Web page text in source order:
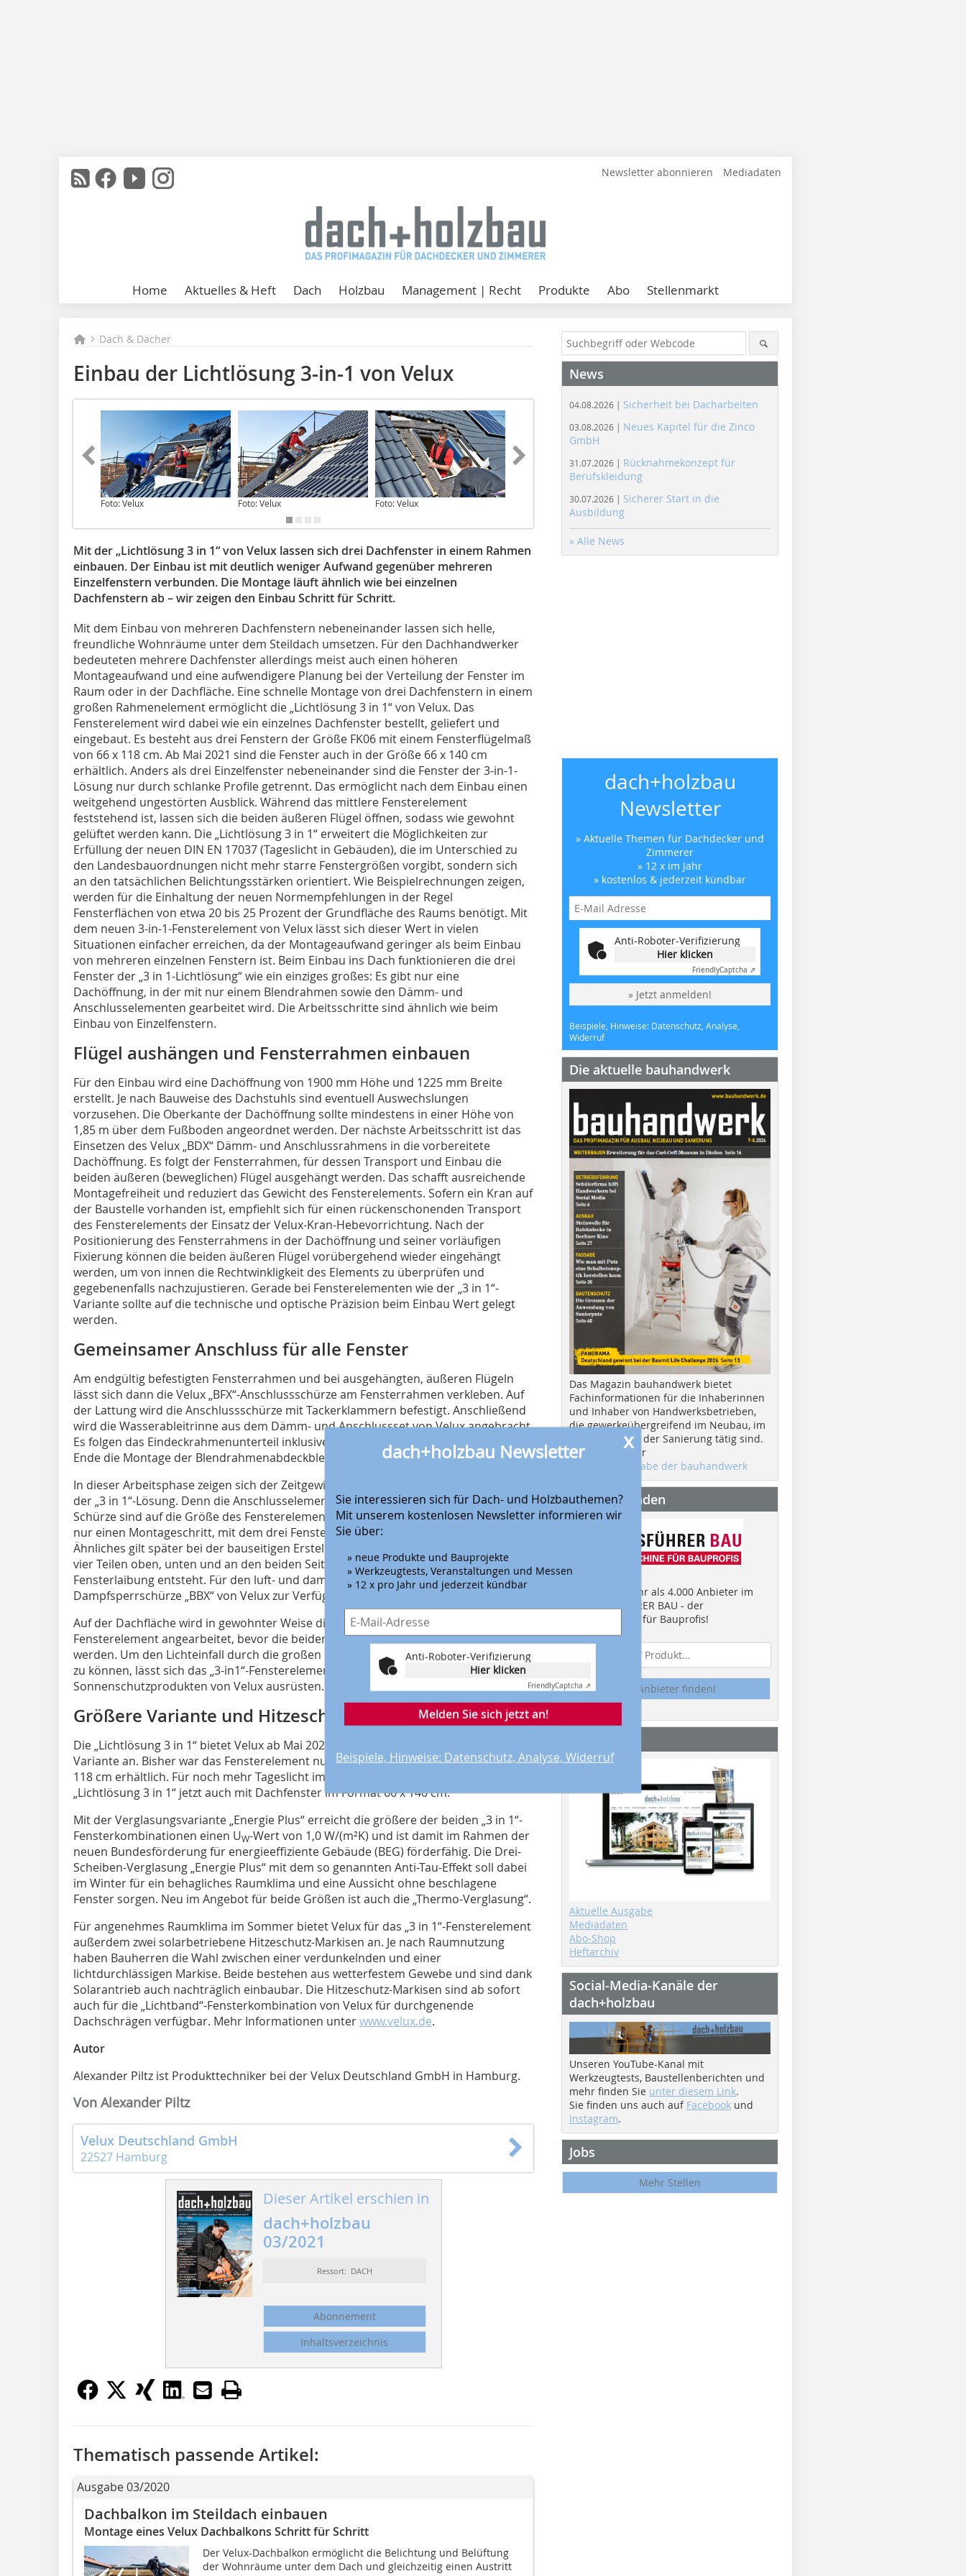
Newsletter abonnieren Mediadaten
Home Aktuelles & Heft Dach Holzbau Management | Recht Produkte Abo Stellenmarkt
Dach & Dächer
Einbau der Lichtlösung 3-in-1 von Velux
Foto: Velux Foto: Velux Foto: Velux Foto: Velux
Mit der „Lichtlösung 3 in 1“ von Velux lassen sich drei Dachfenster in einem Rahmen
einbauen. Der Einbau ist mit deutlich weniger Aufwand gegenüber mehreren
Einzelfenstern verbunden. Die Montage läuft ähnlich wie bei einzelnen
Dachfenstern ab – wir zeigen den Einbau Schritt für Schritt.
Mit dem Einbau von mehreren Dachfenstern nebeneinander lassen sich helle,
freundliche Wohnräume unter dem Steildach umsetzen. Für den Dachhandwerker
bedeuteten mehrere Dachfenster allerdings meist auch einen höheren
Montageaufwand und eine aufwendigere Planung bei der Verteilung der Fenster im
Raum oder in der Dachfläche. Eine schnelle Montage von drei Dachfenstern in einem
großen Rahmenelement ermöglicht die „Lichtlösung 3 in 1“ von Velux. Das
Fensterelement wird dabei wie ein einzelnes Dachfenster bestellt, geliefert und
eingebaut. Es besteht aus drei Fenstern der Größe FK06 mit einem Fensterflügelmaß
von 66 x 118 cm. Ab Mai 2021 sind die Fenster auch in der Größe 66 x 140 cm
erhältlich. Anders als drei Einzelfenster nebeneinander sind die Fenster der 3-in-1-
Lösung nur durch schlanke Profile getrennt. Das ermöglicht nach dem Einbau einen
weitgehend ungestörten Ausblick. Während das mittlere Fensterelement
feststehend ist, lassen sich die beiden äußeren Flügel öffnen, sodass wie gewohnt
gelüftet werden kann. Die „Lichtlösung 3 in 1“ erweitert die Möglichkeiten zur
Erfüllung der neuen DIN EN 17037 (Tageslicht in Gebäuden), die im Unterschied zu
den Landesbauordnungen nicht mehr starre Fenstergrößen vorgibt, sondern sich
an den tatsächlichen Belichtungsstärken orientiert. Wie Beispielrechnungen zeigen,
werden für die Einhaltung der neuen Normempfehlungen in der Regel
Fensterflächen von etwa 20 bis 25 Prozent der Grundfläche des Raums benötigt. Mit
dem neuen 3-in-1-Fensterelement von Velux lässt sich dieser Wert in vielen
Situationen einfacher erreichen, da der Montageaufwand geringer als beim Einbau
von mehreren einzelnen Fenstern ist. Beim Einbau ins Dach funktionieren die drei
Fenster der „3 in 1-Lichtlösung“ wie ein einziges großes: Es gibt nur eine
Dachöffnung, in der mit nur einem Blendrahmen sowie den Dämm- und
Anschlusselementen gearbeitet wird. Die Arbeitsschritte sind ähnlich wie beim
Einbau von Einzelfenstern.
Flügel aushängen und Fensterrahmen einbauen
Für den Einbau wird eine Dachöffnung von 1900 mm Höhe und 1225 mm Breite
erstellt. Je nach Bauweise des Dachstuhls sind eventuell Auswechslungen
vorzusehen. Die Oberkante der Dachöffnung sollte mindestens in einer Höhe von
1,85 m über dem Fußboden angeordnet werden. Der nächste Arbeitsschritt ist das
Einsetzen des Velux „BDX“ Dämm- und Anschlussrahmens in die vorbereitete
Dachöffnung. Es folgt der Fensterrahmen, für dessen Transport und Einbau die
beiden äußeren (beweglichen) Flügel ausgehängt werden. Das schafft ausreichende
Montagefreiheit und reduziert das Gewicht des Fensterelements. Sofern ein Kran auf
der Baustelle vorhanden ist, empfiehlt sich für einen rückenschonenden Transport
des Fensterelements der Einsatz der Velux-Kran-Hebevorrichtung. Nach der
Positionierung des Fensterrahmens in der Dachöffnung und seiner vorläufigen
Fixierung können die beiden äußeren Flügel vorübergehend wieder eingehängt
werden, um von innen die Rechtwinkligkeit des Elements zu überprüfen und
gegebenenfalls nachzujustieren. Gerade bei Fensterelementen wie der „3 in 1“-
Variante sollte auf die technische und optische Präzision beim Einbau Wert gelegt
werden.
Gemeinsamer Anschluss für alle Fenster
Am endgültig befestigten Fensterrahmen und bei ausgehängten, äußeren Flügeln
lässt sich dann die Velux „BFX“-Anschlussschürze am Fensterrahmen verkleben. Auf
der Lattung wird die Anschlussschürze mit Tackerklammern befestigt. Anschließend
wird die Wasserableitrinne aus dem Dämm- und Anschlussset von Velux angebracht.
Es folgen das Eindeckrahmenunterteil inklusive Aluminiumschürze sowie am oberen
Ende die Montage der Blendrahmenabdeckbleche.
In dieser Arbeitsphase zeigen sich der Zeitgewinn und die handwerklichen Vorteile
der „3 in 1“-Lösung. Denn die Anschlusselemente wie „BDX“ und „BFX“ oder auch die
Schürze sind auf die Größe des Fensterelements abgestimmt. Sie erfordern jeweils
nur einen Montageschritt, mit dem drei Fenster gleichzeitig angeschlossen werden.
Ähnliches gilt später bei der bauseitigen Erstellung der Innenverkleidung, bei der mit
vier Teilen oben, unten und an den beiden Seiten eine einheitliche, gemeinsame
Fensterlaibung entsteht. Für den luft- und dampfdichten Innenanschluss steht die
Dampfsperrschürze „BBX“ von Velux zur Verfügung.
Auf der Dachfläche wird in gewohnter Weise die Dachdeckung an das
Fensterelement angearbeitet, bevor die beiden äußeren Fenster wieder eingehängt
werden. Um den Lichteinfall durch die großen Fensterflächen nach Bedarf regulieren
zu können, lässt sich das „3-in1“-Fensterelement mit innen- und außenliegenden
Sonnenschutzprodukten von Velux ausrüsten.
Größere Variante und Hitzeschutz-Markisen
Die „Lichtlösung 3 in 1“ bietet Velux ab Mai 2021 in einer zusätzlichen, größeren
Variante an. Bisher war das Fensterelement nur mit Fensterflügeln der Größe 66 x
118 cm erhältlich. Für noch mehr Tageslicht im Dachgeschoss gibt es die
„Lichtlösung 3 in 1“ jetzt auch mit Dachfenster im Format 66 x 140 cm.
Mit der Verglasungsvariante „Energie Plus“ erreicht die größere der beiden „3 in 1“-
Fensterkombinationen einen UW-Wert von 1,0 W/(m²K) und ist damit im Rahmen der
neuen Bundesförderung für energieeffiziente Gebäude (BEG) förderfähig. Die Drei-
Scheiben-Verglasung „Energie Plus“ mit dem so genannten Anti-Tau-Effekt soll dabei
im Winter für ein behagliches Raumklima und eine Aussicht ohne beschlagene
Fenster sorgen. Neu im Angebot für beide Größen ist auch die „Thermo-Verglasung“.
Für angenehmes Raumklima im Sommer bietet Velux für das „3 in 1“-Fensterelement
außerdem zwei solarbetriebene Hitzeschutz-Markisen an. Je nach Raumnutzung
haben Bauherren die Wahl zwischen einer verdunkelnden und einer
lichtdurchlässigen Markise. Beide bestehen aus wetterfestem Gewebe und sind dank
Solarantrieb auch nachträglich einbaubar. Die Hitzeschutz-Markisen sind ab sofort
auch für die „Lichtband“-Fensterkombination von Velux für durchgenende
Dachschrägen verfügbar. Mehr Informationen unterwww.velux.de.
Autor
Alexander Piltz ist Produkttechniker bei der Velux Deutschland GmbH in Hamburg.
Von Alexander Piltz
Velux Deutschland GmbH
22527 Hamburg
Dieser Artikel erschien in
dach+holzbau
03/2021
Ressort: DACH
Abonnement
Inhaltsverzeichnis
x
dach+holzbau Newsletter
Sie interessieren sich für Dach- und Holzbauthemen?
Mit unserem kostenlosen Newsletter informieren wir
Sie über:
» neue Produkte und Bauprojekte
» Werkzeugtests, Veranstaltungen und Messen
» 12 x pro Jahr und jederzeit kündbar
Anti-Roboter-Verifizierung
Hier klicken
FriendlyCaptcha ⇗
Melden Sie sich jetzt an!
Beispiele, Hinweise: Datenschutz, Analyse, Widerruf
Thematisch passende Artikel:
Ausgabe 03/2020
Dachbalkon im Steildach einbauen
Montage eines Velux Dachbalkons Schritt für Schritt
Der Velux-Dachbalkon ermöglicht die Belichtung und Belüftung
der Wohnräume unter dem Dach und gleichzeitig einen Austritt
News
04.08.2026 | Sicherheit bei Dacharbeiten
03.08.2026 | Neues Kapitel für die Zinco
GmbH
31.07.2026 | Rücknahmekonzept für
Berufskleidung
30.07.2026 | Sicherer Start in die
Ausbildung
» Alle News
dach+holzbau
Newsletter
» Aktuelle Themen für Dachdecker und
Zimmerer
» 12 x im Jahr
» kostenlos & jederzeit kündbar
Anti-Roboter-Verifizierung
Hier klicken
FriendlyCaptcha ⇗
» Jetzt anmelden!
Beispiele, Hinweise: Datenschutz, Analyse,
Widerruf
Die aktuelle bauhandwerk
Das Magazin bauhandwerk bietet
Fachinformationen für die Inhaberinnen
und Inhaber von Handwerksbetrieben,
die gewerkeübergreifend im Neubau, im
Ausbau und in der Sanierung tätig sind.
Hier geht es zur
aktuellen Ausgabe der bauhandwerk
Anbieter finden
Finden Sie mehr als 4.000 Anbieter im
EINKAUFSFÜHRER BAU - der
Suchmaschine für Bauprofis!
Anbieter finden!
Aktuelle Ausgabe
Mediadaten
Abo-Shop
Heftarchiv
Social-Media-Kanäle der
dach+holzbau
Unseren YouTube-Kanal mit
Werkzeugtests, Baustellenberichten und
mehr finden Sie unter diesem Link.
Sie finden uns auch auf Facebook und
Instagram.
Jobs
Mehr Stellen